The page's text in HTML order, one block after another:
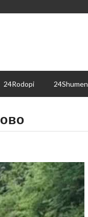
24Rodopi 24Shumen